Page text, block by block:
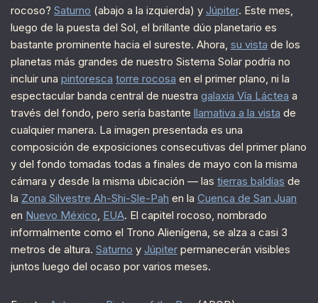
rocoso? Saturno (abajo a la izquierda) y Júpiter. Este mes,
luego de la puesta del Sol, el brillante dúo planetario es
bastante prominente hacia el sureste. Ahora, su vista de los
planetas más grandes de nuestro Sistema Solar podría no
incluir una pintoresca torre rocosa en el primer plano, ni la
espectacular banda central de nuestra galaxia Vía Láctea a
través del fondo, pero sería bastante llamativa a la vista de
cualquier manera. La imagen presentada es una
composición de exposiciones consecutivas del primer plano
y del fondo tomadas todas a finales de mayo con la misma
cámara y desde la misma ubicación — las tierras baldías de
la Zona Silvestre Ah-Shi-Sle-Pah en la Cuenca de San Juan
en Nuevo México, EUA. El capitel rocoso, nombrado
informalmente como el Trono Alienígena, se alza a casi 3
metros de altura. Saturno y Júpiter permanecerán visibles
juntos luego del ocaso por varios meses.